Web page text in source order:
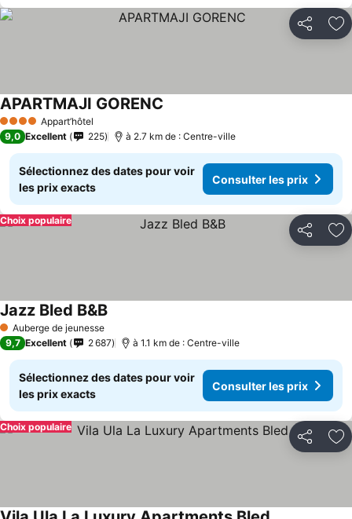
Partager
4 Étoiles Appart’hôtel
APARTMAJI GORENC
9,0 Excellent 225 à 2.7 km de : Centre-ville
Sélectionnez des dates pour voir
les prix exacts
Consulter les prix
Partager
Choix populaire
1 Étoiles
Auberge de jeunesse
Jazz Bled B&B
9,7 Excellent 2 687 à 1.1 km de : Centre-ville
Sélectionnez des dates pour voir
les prix exacts
Consulter les prix
Partager
Choix populaire